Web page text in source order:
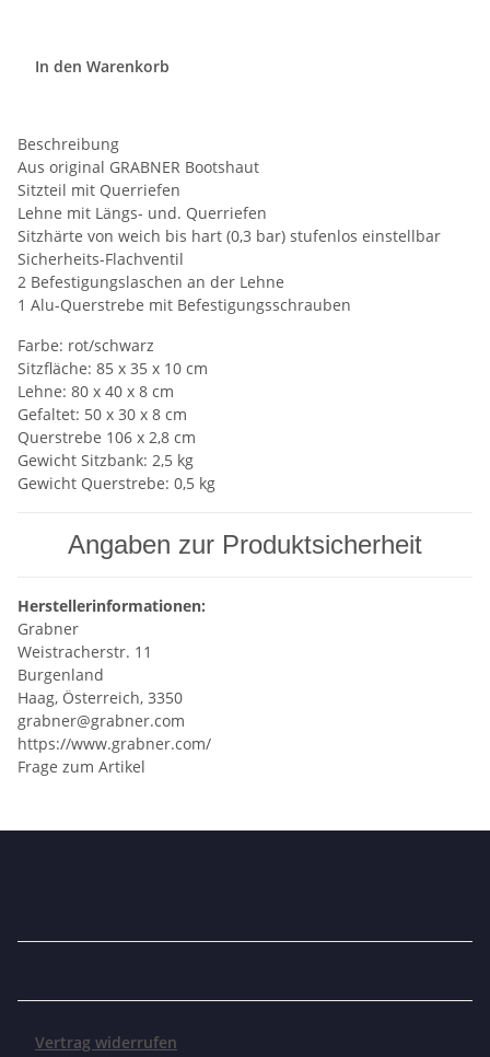
In den Warenkorb
Beschreibung
Aus original GRABNER Bootshaut
Sitzteil mit Querriefen
Lehne mit Längs- und. Querriefen
Sitzhärte von weich bis hart (0,3 bar) stufenlos einstellbar
Sicherheits-Flachventil
2 Befestigungslaschen an der Lehne
1 Alu-Querstrebe mit Befestigungsschrauben
Farbe: rot/schwarz
Sitzfläche: 85 x 35 x 10 cm
Lehne: 80 x 40 x 8 cm
Gefaltet: 50 x 30 x 8 cm
Querstrebe 106 x 2,8 cm
Gewicht Sitzbank: 2,5 kg
Gewicht Querstrebe: 0,5 kg
Angaben zur Produktsicherheit
Herstellerinformationen:
Grabner
Weistracherstr. 11
Burgenland
Haag, Österreich, 3350
grabner@grabner.com
https://www.grabner.com/
Frage zum Artikel
Vertrag widerrufen